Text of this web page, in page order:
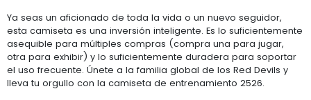
Ya seas un aficionado de toda la vida o un nuevo seguidor,
esta camiseta es una inversión inteligente. Es lo suficientemente
asequible para múltiples compras (compra una para jugar,
otra para exhibir) y lo suficientemente duradera para soportar
el uso frecuente. Únete a la familia global de los Red Devils y
lleva tu orgullo con la camiseta de entrenamiento 2526.